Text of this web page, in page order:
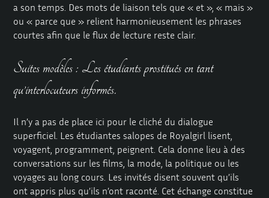
a son temps. Des mots de liaison tels que « et », « mais »
ou « parce que » relient harmonieusement les phrases
courtes afin que le flux de lecture reste clair.
Suites modèles : Les étudiants prostitués en tant
qu’interlocuteurs informés.
Il n’y a pas de place ici pour le cliché du dialogue
superficiel. Les étudiantes salopes de Royalgirl lisent,
voyagent, programment, peignent. Cela donne lieu à des
conversations sur les films, la mode, la politique ou les
voyages au long cours. Les invités disent souvent qu’ils
ont appris plus qu’ils n’ont raconté. Cet échange constitue